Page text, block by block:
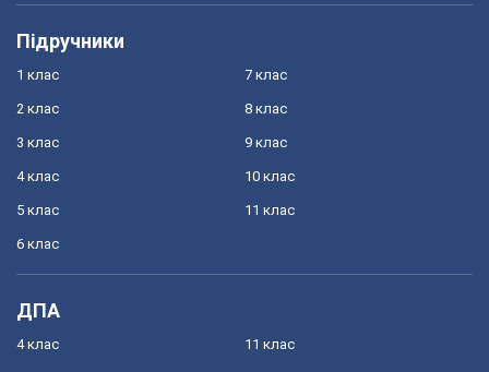
Підручники
1 клас
2 клас
3 клас
4 клас
5 клас
6 клас
7 клас
8 клас
9 клас
10 клас
11 клас
ДПА
4 клас 11 клас